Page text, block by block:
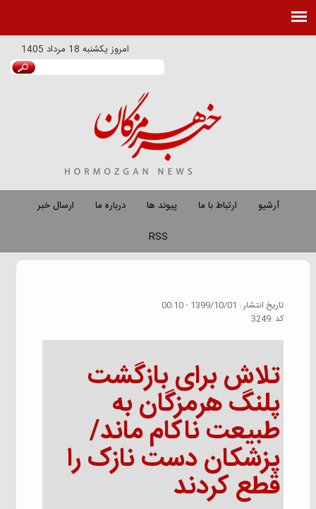
امروزيكشنبه 18 مرداد 1405
آرشیو ارتباط با ما پیوند ها درباره ما
ارسال خبر
RSS
تاريخ انتشار : 1399/10/01 - 00:10
كد :3249
تلاش برای بازگشت
پلنگ هرمزگان به
طبیعت ناکام ماند/
پزشکان دست نازک را
قطع کردند